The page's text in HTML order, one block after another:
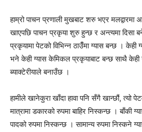
हाम्रो पाचन प्रणाली मुखबाट शरु भएर मलद्वारमा
खाएपछि पाचन प्रकृया शुरु हुन्छ र अन्त्यमा दिसा
प्रकृयामा पेटको विभिन्न ठाउँँमा ग्यास बन्छ । केही
भने केही ग्यास केमिकल प्रकृयाबाट बन्छ साथै केही
ब्याक्टेरीयाले बनाउँछ ।
हामीले खानेकुरा खाँदा हावा पनि सँगै खान्छौं, त्यो
मात्रामा डकारको रुपमा बाहिर निस्कन्छ । बाँकी
पादको रुपमा निस्कन्छ । सामान्य रुपमा निस्कने